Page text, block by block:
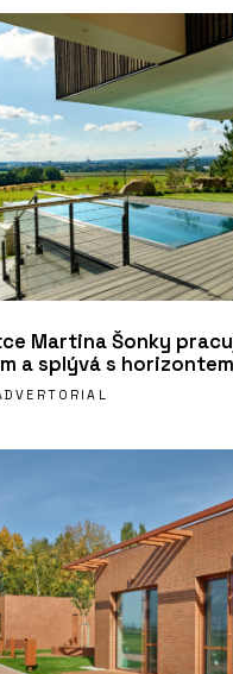
Martina Šonky
a splývá s horizontem